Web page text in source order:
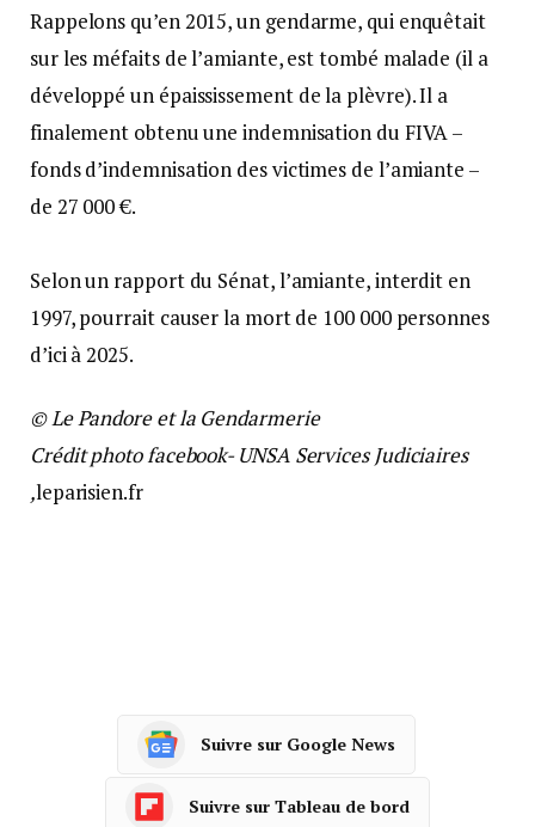
Rappelons qu’en 2015, un gendarme, qui enquêtait
sur les méfaits de l’amiante, est tombé malade (il a
développé un épaississement de la plèvre). Il a
finalement obtenu une indemnisation du FIVA –
fonds d’indemnisation des victimes de l’amiante –
de 27 000 €.
Selon un rapport du Sénat, l’amiante, interdit en
1997, pourrait causer la mort de 100 000 personnes
d’ici à 2025.
© Le Pandore et la Gendarmerie
Crédit photo facebook- UNSA Services Judiciaires
,leparisien.fr
Suivre sur Google News
Suivre sur Tableau de bord